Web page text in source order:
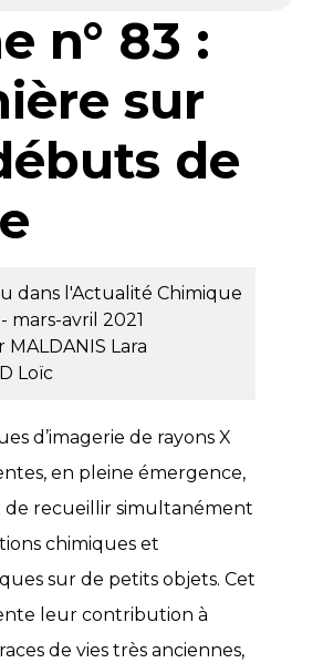
n° 83 :
sur
de
dans l'Actualité Chimique
- mars-avril 2021
MALDANIS Lara
Loïc
d’imagerie de rayons X
en pleine émergence,
recueillir simultanément
chimiques et
sur de petits objets. Cet
leur contribution à
de vies très anciennes,